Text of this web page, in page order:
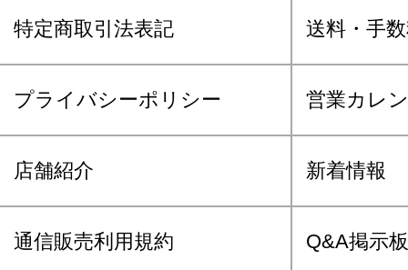
特定商取引法表記 送料・手
プライバシーポリシー 営業カレ
店舗紹介 新着情報
通信販売利用規約 Q&A掲示板